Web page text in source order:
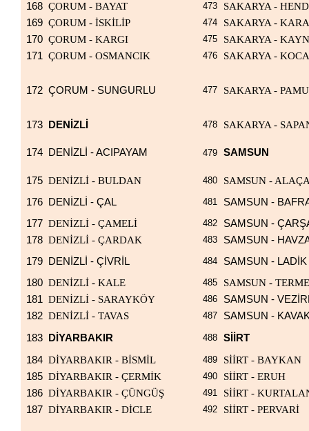
168 ÇORUM - BAYAT 473
SAKARYA -
169 ÇORUM - İSKİLİP 474
SAKARYA -
170 ÇORUM - KARGI 475
SAKARYA -
171 ÇORUM - OSMANCIK 476 SAKARYA -
172 ÇORUM - SUNGURLU 477 SAKARYA -
173 DENİZLİ 478 SAKARYA -
174 DENİZLİ - ACIPAYAM 479 SAMSUN
175 DENİZLİ - BULDAN 480
SAMSUN -
176
DENİZLİ - ÇAL 481
SAMSUN -
177 DENİZLİ - ÇAMELİ 482
SAMSUN -
178 DENİZLİ - ÇARDAK 483
SAMSUN -
179
DENİZLİ - ÇİVRİL 484
SAMSUN - LADİK
180 DENİZLİ - KALE 485
SAMSUN - TERME
181 DENİZLİ - SARAYKÖY 486
SAMSUN -
182 DENİZLİ - TAVAS 487
SAMSUN -
183
DİYARBAKIR 488
SİİRT
184 DİYARBAKIR - BİSMİL 489
SİİRT - BAYKAN
185 DİYARBAKIR - ÇERMİK 490
SİİRT - ERUH
186 DİYARBAKIR - ÇÜNGÜŞ 491
SİİRT -
187 DİYARBAKIR - DİCLE 492 SİİRT - PERVARİ